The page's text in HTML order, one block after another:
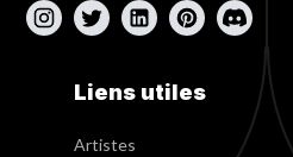
Liens utiles
Artistes